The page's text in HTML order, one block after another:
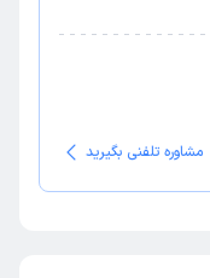
مشاوره تلفنی بگیرید